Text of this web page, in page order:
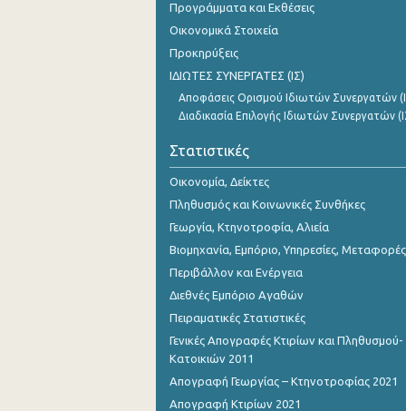
Σεπτεμβρίου 2023
Αυγούστου 2023
Ιουλίου 2023
Μαΐου 2023
Απριλίου 2023
Μαρτίου 2023
Φεβρουαρίου 2023
Ιανουαρίου 2023
Δεκεμβρίου 2022
Νοεμβρίου 2022
Οκτωβρίου 2022
Προγράμματα και Εκθέσεις
Οικονομικά Στοιχεία
Προκηρύξεις
ΙΔΙΩΤΕΣ ΣΥΝΕΡΓΑΤΕΣ (ΙΣ)
Αποφάσεις Ορισμού Ιδιωτών Συνεργατών
Διαδικασία Επιλογής Ιδιωτών Συνεργατών
Στατιστικές
Οικονομία, Δείκτες
Πληθυσμός και Κοινωνικές Συνθήκες
Γεωργία, Κτηνοτροφία, Αλιεία
Βιομηχανία, Εμπόριο, Υπηρεσίες, Μεταφορές
Περιβάλλον και Ενέργεια
Διεθνές Εμπόριο Αγαθών
Πειραματικές Στατιστικές
Γενικές Απογραφές Κτιρίων και Πληθυσμού-
Κατοικιών 2011
Απογραφή Γεωργίας – Κτηνοτροφίας 2021
Απογραφή Κτιρίων 2021